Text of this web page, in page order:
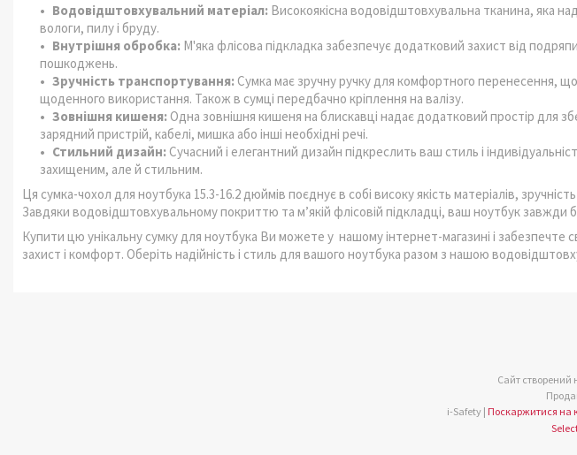
Водовідштовхувальний матеріал: Високоякісна водовідштовхувальна тканина, яка
вологи, пилу і бруду.
Внутрішня обробка: М'яка флісова підкладка забезпечує додатковий захист від
пошкоджень.
Зручність транспортування: Сумка має зручну ручку для комфортного перенесення,
щоденного використання. Також в сумці передбачно кріплення на валізу.
Зовнішня кишеня: Одна зовнішня кишеня на блискавці надає додатковий простір для
зарядний пристрій, кабелі, мишка або інші необхідні речі.
Стильний дизайн: Сучасний і елегантний дизайн підкреслить ваш стиль і
захищеним, але й стильним.
Ця сумка-чохол для ноутбука 15.3-16.2 дюймів поєднує в собі високу якість матеріалів,
Завдяки водовідштовхувальному покриттю та м’якій флісовій підкладці, ваш ноутбук завжди
Купити цю унікальну сумку для ноутбука Ви можете у нашому інтернет-магазині і забезпечте
захист і комфорт. Оберіть надійність і стиль для вашого ноутбука разом з нашою
Сайт створений
i-Safety | Поскаржитися на